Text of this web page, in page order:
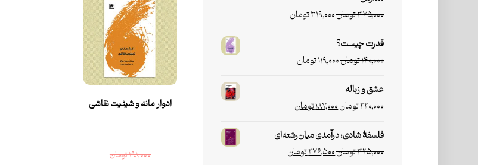
ادوار مانه و شیئیت نقاشی
۱۹۸,۰۰۰تومان
۳۷۵,۰۰۰تومان۳۱۹,۰۰۰تومان
قدرت چیست؟
۱۴۰,۰۰۰تومان۱۱۹,۰۰۰تومان
عشق و زباله
۲۲۰,۰۰۰تومان۱۸۷,۰۰۰تومان
فلسفۀ شادی: درآمدی میان‌رشته‌ای
۳۲۵,۰۰۰تومان۲۷۶,۵۰۰تومان